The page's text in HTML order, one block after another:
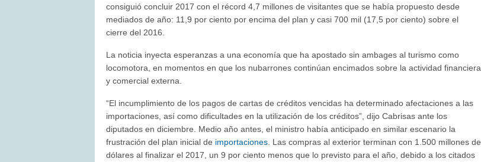
consiguió concluir 2017 con el récord 4,7 millones de visitantes que se había propuesto desde
mediados de año: 11,9 por ciento por encima del plan y casi 700 mil (17,5 por ciento) sobre el
cierre del 2016.
La noticia inyecta esperanzas a una economía que ha apostado sin ambages al turismo como
locomotora, en momentos en que los nubarrones continúan encimados sobre la actividad financiera
y comercial externa.
“El incumplimiento de los pagos de cartas de créditos vencidas ha determinado afectaciones a las
importaciones, así como dificultades en la utilización de los créditos”, dijo Cabrisas ante los
diputados en diciembre. Medio año antes, el ministro había anticipado en similar escenario la
frustración del plan inicial de importaciones . Las compras al exterior terminan con 1.500 millones de
dólares al finalizar el 2017, un 9 por ciento menos que lo previsto para el año, debido a los citados